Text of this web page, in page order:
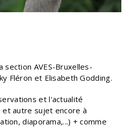
section AVES-Bruxelles-
Fléron et Elisabeth Godding.
et l'actualité
autre sujet encore à
diaporama,...) + comme